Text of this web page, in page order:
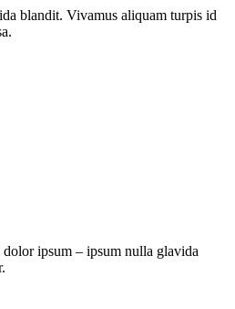
blandit. Vivamus aliquam turpis id
ipsum – ipsum nulla glavida